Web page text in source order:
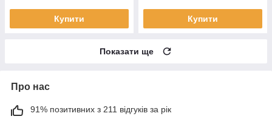
Купити Купити
Показати ще
Про нас
91% позитивних з 211 відгуків за рік